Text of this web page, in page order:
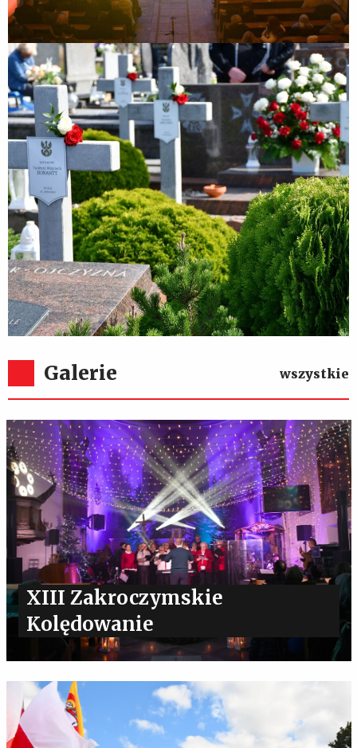
85. rocznica Obrony Zakroczymia
Galerie wszystkie
XIII Zakroczymskie
Kolędowanie